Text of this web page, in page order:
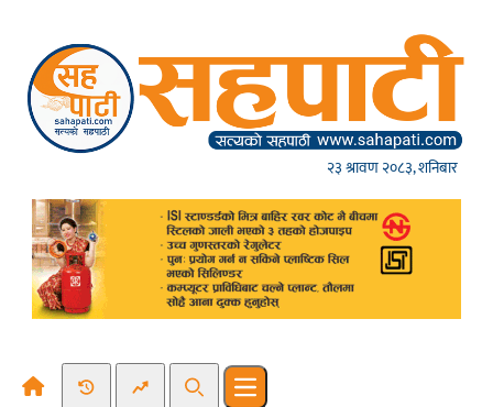
२३ श्रावण २०८३, शनिबार
Recent NewsTrending News
SearchOpen main menu